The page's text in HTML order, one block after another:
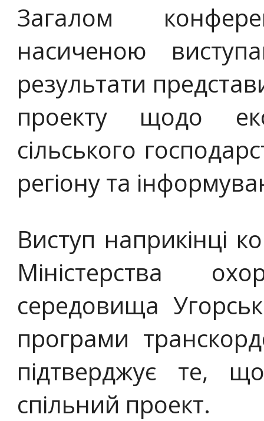
Загалом
насиченою
результати
проекту щодо
сільського
регіону та
Виступ наприкінці
Міністерства
середовища
програми
підтверджує те,
спільний проект.